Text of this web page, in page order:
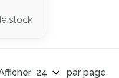
stock
par page